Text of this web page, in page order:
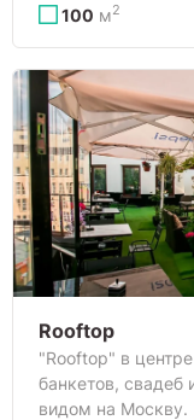
100 м2
Rooftop
"Rooftop" в
банкетов, свадеб
видом на Москву.